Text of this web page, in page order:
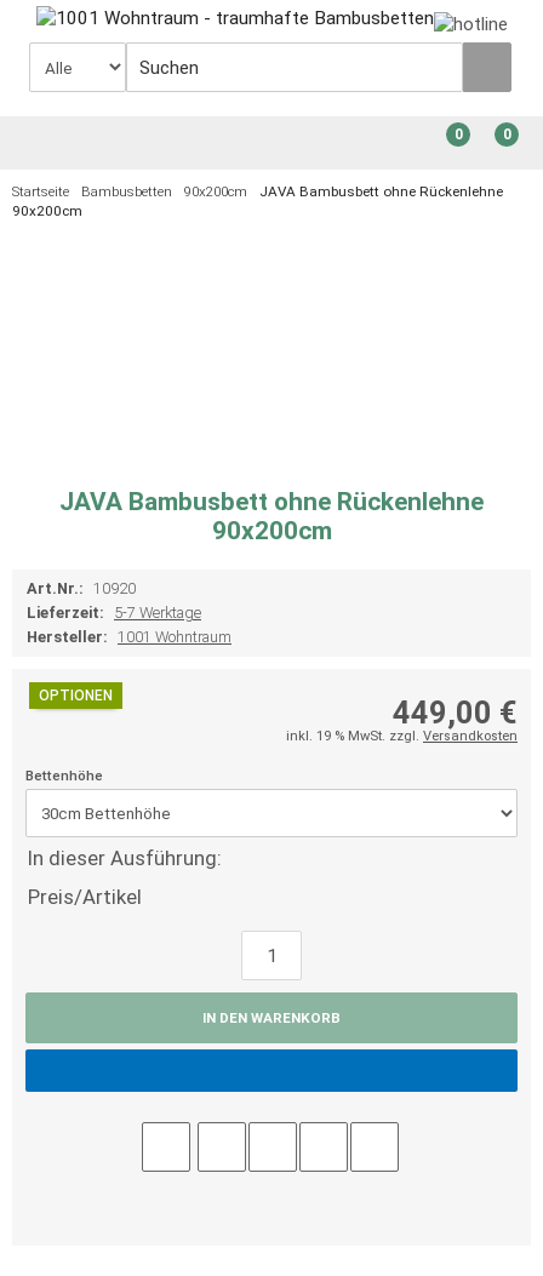
0
0
Startseite Bambusbetten 90x200cm
JAVA Bambusbett ohne Rückenlehne
90x200cm
JAVA Bambusbett ohne Rückenlehne
90x200cm
Art.Nr.: 10920
Lieferzeit:
5-7 Werktage
Hersteller: 1001 Wohntraum
OPTIONEN 449,00 €
inkl. 19 % MwSt. zzgl. Versandkosten
Bettenhöhe
In dieser Ausführung:
Preis/Artikel
IN DEN WARENKORB